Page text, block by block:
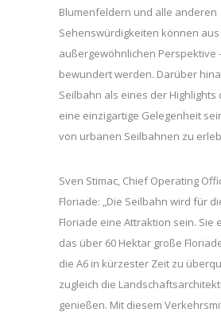
Blumenfeldern und alle anderen
Sehenswürdigkeiten können
außergewöhnlichen Perspektive
bewundert werden. Darüber
Seilbahn als eines der Highlights
eine einzigartige Gelegenheit
von urbanen Seilbahnen zu
Sven Stimac, Chief Operating
Floriade: „Die Seilbahn wird für
Floriade eine Attraktion sein. Sie
das über 60 Hektar große
die A6 in kürzester Zeit zu
zugleich die
genießen. Mit diesem